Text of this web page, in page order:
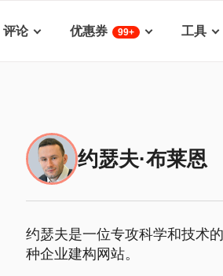
评论 优惠券 99+ 工具
约瑟夫·布莱恩
约瑟夫是一位专攻科学和技术
种企业建构网站。